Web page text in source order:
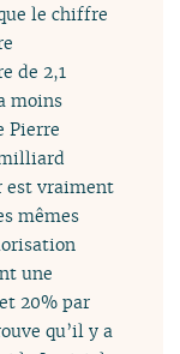
le chiffre
de 2,1
moins
Pierre
milliard
est vraiment
mêmes
une
20% par
qu’il y a